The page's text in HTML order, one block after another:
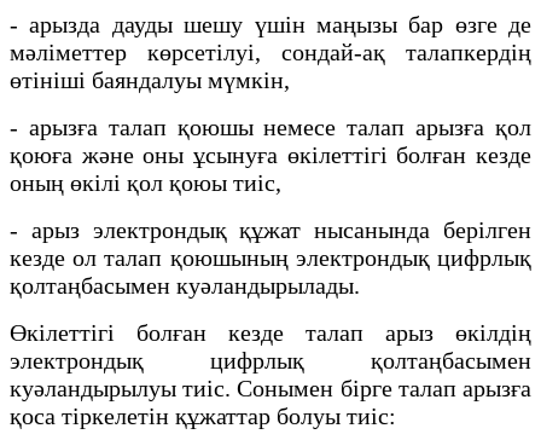
- арызда дауды шешу үшін маңызы бар өзге де
мәліметтер көрсетілуі, сондай-ақ талапкердің
өтініші баяндалуы мүмкін,
- арызға талап қоюшы немесе талап арызға қол
қоюға және оны ұсынуға өкілеттігі болған кезде
оның өкілі қол қоюы тиіс,
- арыз электрондық құжат нысанында берілген
кезде ол талап қоюшының электрондық цифрлық
қолтаңбасымен куәландырылады.
Өкілеттігі болған кезде талап арыз өкілдің
электрондық цифрлық қолтаңбасымен
куәландырылуы тиіс. Сонымен бірге талап арызға
қоса тіркелетін құжаттар болуы тиіс: